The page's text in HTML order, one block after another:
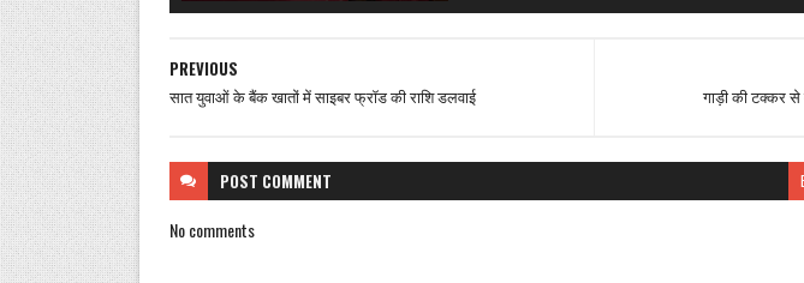
गाड़ी की टक्कर से
PREVIOUS
सात युवाओं के बैंक खातों में साइबर फ्रॉड की राशि डलवाई
POST COMMENT
No comments